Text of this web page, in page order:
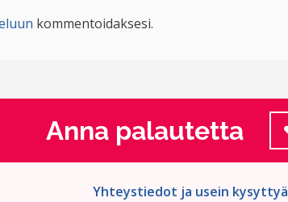
kommentoidaksesi.
Anna palautetta
Yhteystiedot ja usein kysyttyä